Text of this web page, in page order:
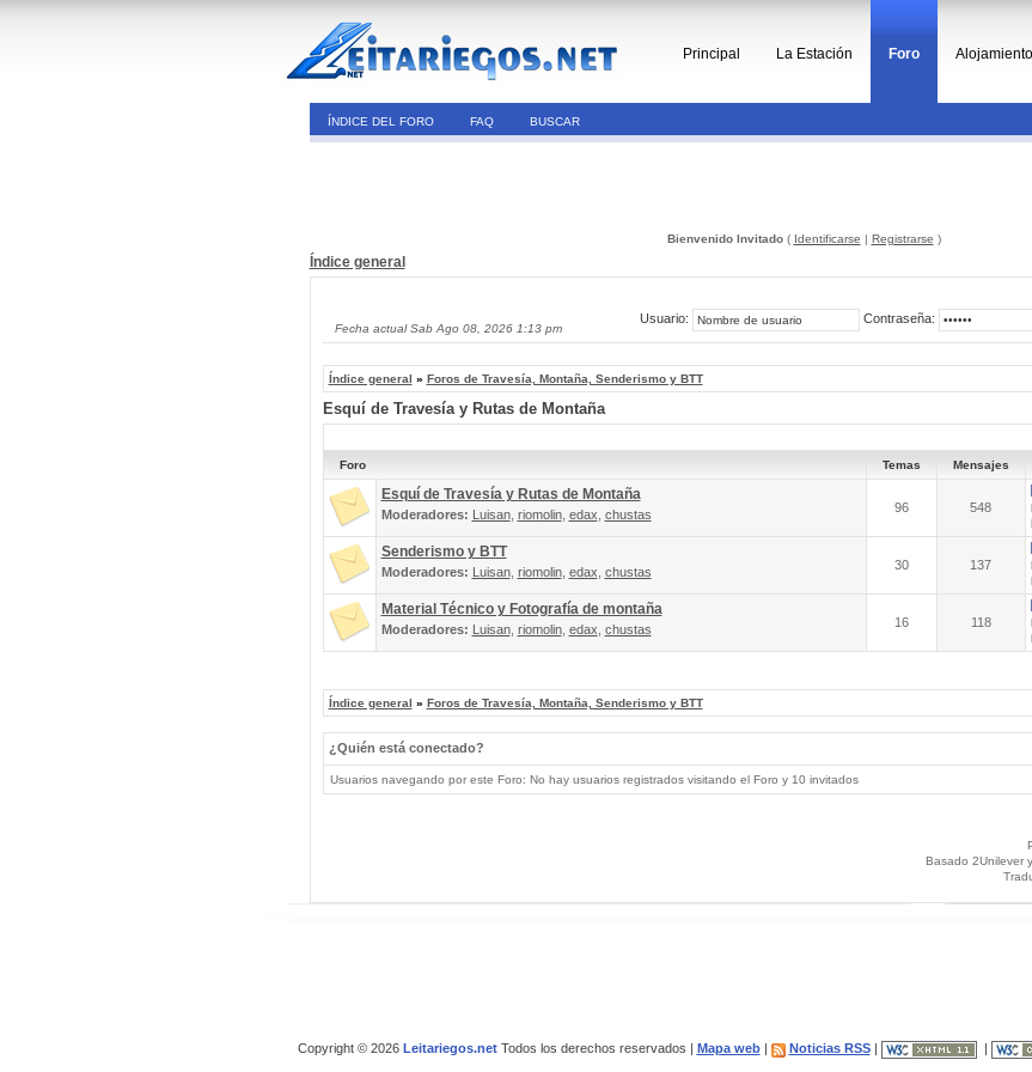
Principal La Estación Foro
ÍNDICE DEL FORO FAQ BUSCAR
Bienvenido Invitado( Identificarse | Registrarse )
Índice general
Fecha actual Sab Ago 08, 2026 1:13 pm
Usuario: Contraseña:
Índice general » Foros de Travesía, Montaña, Senderismo y BTT
Esquí de Travesía y Rutas de Montaña
Foro Temas Mensajes
Esquí de Travesía y Rutas de Montaña
Moderadores: Luisan, riomolin, edax chustas 96 548
Senderismo y BTT
Moderadores: Luisan, riomolin, edax chustas 30 137
Material Técnico y Fotografía de montaña
Moderadores: Luisan, riomolin, edax chustas 16 118
Índice general » Foros de Travesía, Montaña, Senderismo y BTT
¿Quién está conectado?
Usuarios navegando por este Foro: No hay usuarios registrados visitando el Foro y 10 invitados
Basado 2Unilever
Copyright © 2026 Leitariegos.netTodos los derechos reservados | Mapa web| Noticias RSS|